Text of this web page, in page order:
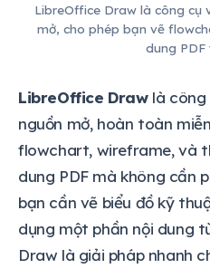
LibreOffice Draw là công cụ
mở, cho phép bạn vẽ
dung PDF
LibreOffice Drawlà công
nguồn mở, hoàn toàn
flowchart, wireframe, và
dung PDF mà không cần
bạn cần vẽ biểu đồ kỹ
dụng một phần nội dung
Draw là giải pháp nhanh